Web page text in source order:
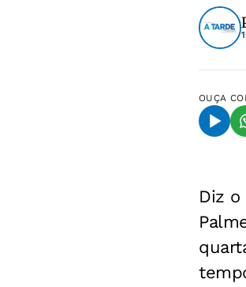
OUÇA
Diz